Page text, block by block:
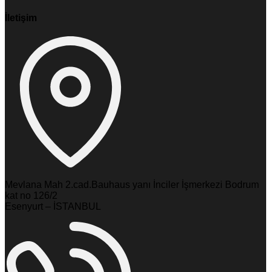
İletişim
Mevlana Mah 2.cad.Bauhaus yanı İnciler İşmerkezi Bodrum
kat no 126/2
Esenyurt – İSTANBUL